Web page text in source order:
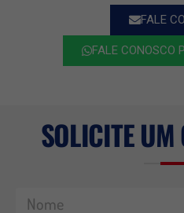
FALE
FALE CONOSCO
SOLICITE UM